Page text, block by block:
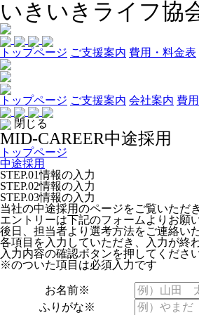
いきいきライフ協
トップページ ご支援案内 費用・料金表
トップページ ご支援案内 会社案内 費
閉じる
MID-CAREER中途採用
トップページ
中途採用
STEP.01情報の入力
STEP.02情報の入力
STEP.03情報の入力
当社の中途採用のページをご覧いただ
エントリーは下記のフォームよりお願
後日、担当者より選考方法をご連絡い
各項目を入力していただき、入力が終
入力内容の確認ボタンを押してください
※のついた項目は必須入力です
お名前※
ふりがな※